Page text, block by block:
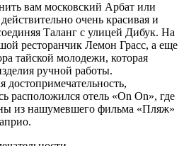
вам московский Арбат или
очень красивая и
Таланг с улицей Дибук. На
ресторанчик Лемон Грасс, а еще
тайской молодежи, которая
ручной работы.
расположился отель «On On», где
из нашумевшего фильма «Пляж»